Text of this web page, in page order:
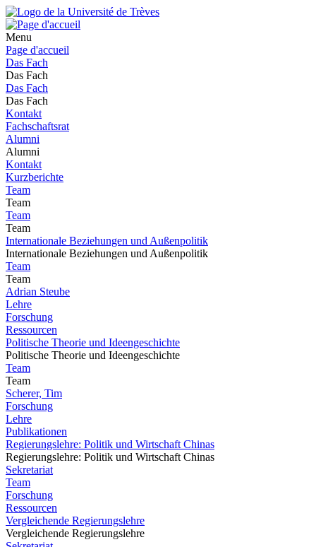
Menu
Page d'accueil
Das Fach
Das Fach
Das Fach
Das Fach
Kontakt
Fachschaftsrat
Alumni
Alumni
Kontakt
Kurzberichte
Team
Team
Team
Team
Internationale Beziehungen und Außenpolitik
Internationale Beziehungen und Außenpolitik
Team
Team
Adrian Steube
Lehre
Forschung
Ressourcen
Politische Theorie und Ideengeschichte
Politische Theorie und Ideengeschichte
Team
Team
Scherer, Tim
Forschung
Lehre
Publikationen
Regierungslehre: Politik und Wirtschaft Chinas
Regierungslehre: Politik und Wirtschaft Chinas
Sekretariat
Team
Forschung
Ressourcen
Vergleichende Regierungslehre
Vergleichende Regierungslehre